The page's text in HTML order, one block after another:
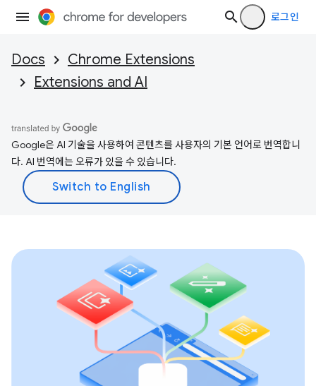
로그인
Docs
Chrome Extensions
Extensions and AI
Google은 AI 기술을 사용하여 콘텐츠를 사용자의 기본 언어로 번역합니
다. AI 번역에는 오류가 있을 수 있습니다.